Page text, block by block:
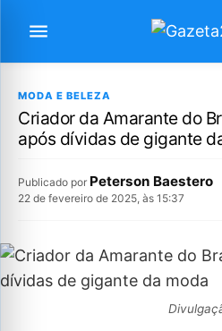
MODA E BELEZA
Criador da Amarante do
após dívidas de gigante
Publicado por Peterson Baestero
22 de fevereiro de 2025, às 15:37